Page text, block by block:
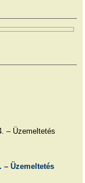
– Üzemeltetés